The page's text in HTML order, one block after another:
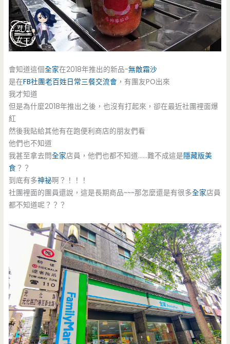
會知道這個全家在2018年推出的新品-無敵霜沙
是在FB社團老百姓日常三餐交流會 ，有團友PO出來
我才知道
但是為什麼2018年推出之後，也沒有打起來，卻在最近社團裡面爆
紅
然後我貼給其他有在跑便利商店的朋友們看
他們也不知道
我甚至拿去問全家店員，他們也都不知道……難不成這是隱藏版美
食 ？？
到底有多神祕啊？！！！
社團裡面的團員還說，這是長期商品~~~那怎麼還是有很多全家店員
都不知道呢？？？